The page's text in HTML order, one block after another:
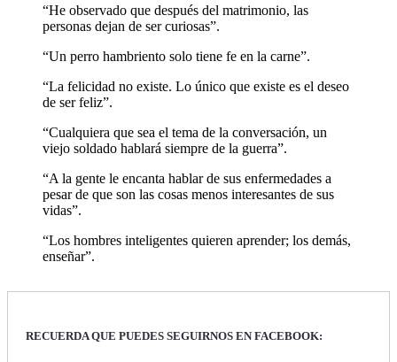
“He observado que después del matrimonio, las
personas dejan de ser curiosas”.
“Un perro hambriento solo tiene fe en la carne”.
“La felicidad no existe. Lo único que existe es el deseo
de ser feliz”.
“Cualquiera que sea el tema de la conversación, un
viejo soldado hablará siempre de la guerra”.
“A la gente le encanta hablar de sus enfermedades a
pesar de que son las cosas menos interesantes de sus
vidas”.
“Los hombres inteligentes quieren aprender; los demás,
enseñar”.
RECUERDA QUE PUEDES SEGUIRNOS EN FACEBOOK: